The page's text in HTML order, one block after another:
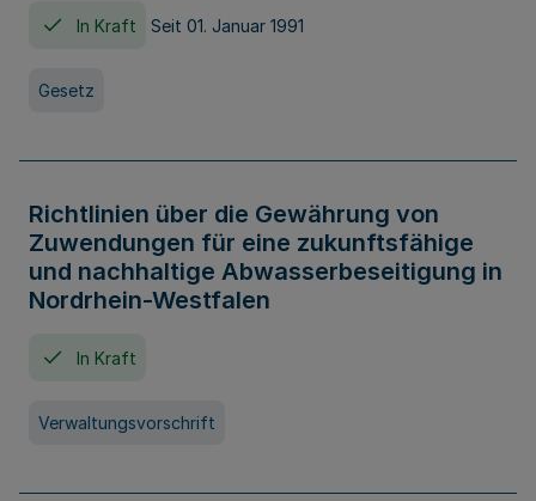
In Kraft Seit 01. Januar 1991
Gesetz
Richtlinien über die Gewährung von
Zuwendungen für eine zukunftsfähige
und nachhaltige Abwasserbeseitigung in
Nordrhein-Westfalen
In Kraft
Verwaltungsvorschrift